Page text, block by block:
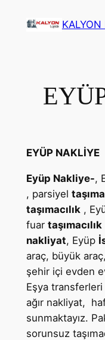
KALYON
EYÜP NAKLİYE
Eyüp Nakliye-,
, parsiyel
taşımacılık ,
fuar taşımacılık
nakliyat, Eyüp
araç, büyük
şehir içi evden
Eşya
ağır nakliyat,
sunmaktayız.
sorunsuz